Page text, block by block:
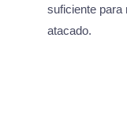
suficiente para
atacado.